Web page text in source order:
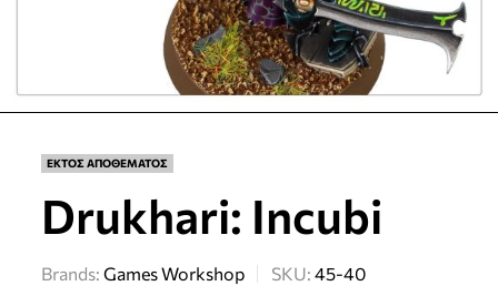
ΕΚΤΟΣ ΑΠΟΘΕΜΑΤΟΣ
Drukhari: Incubi
Brands:Games Workshop SKU:45-40